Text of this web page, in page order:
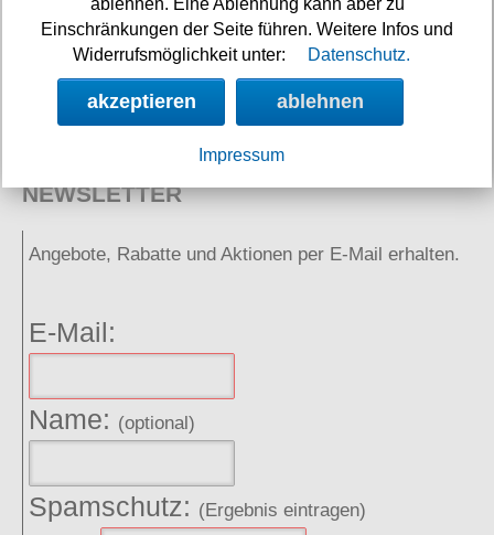
Neuigkeiten
Links
NEWSLETTER
Angebote, Rabatte und Aktionen per E-Mail erhalten.
E-Mail:
Name: (optional)
Spamschutz: (Ergebnis eintragen)
Einschränkungen der Seite führen. Weitere Infos und
Widerrufsmöglichkeit unter:
Datenschutz.
akzeptieren ablehnen
Impressum